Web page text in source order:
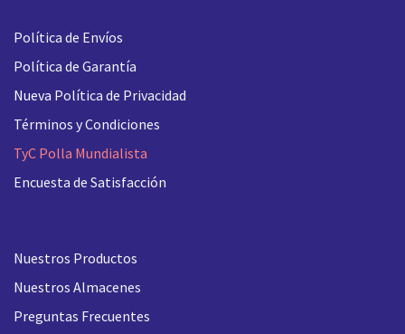
Política de Envíos
Política de Garantía
Nueva Política de Privacidad
Términos y Condiciones
TyC Polla Mundialista
Encuesta de Satisfacción
Nuestros Productos
Nuestros Almacenes
Preguntas Frecuentes